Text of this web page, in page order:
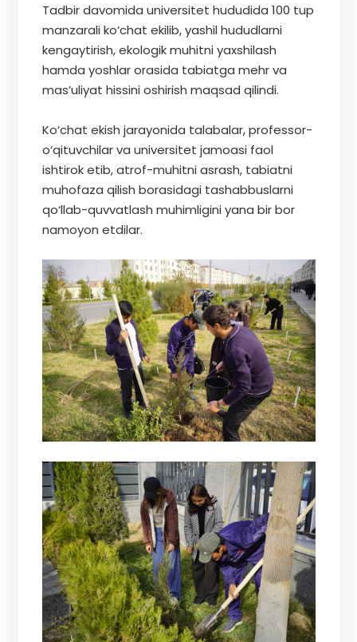
Tadbir davomida universitet hududida 100 tup
manzarali ko‘chat ekilib, yashil hududlarni
kengaytirish, ekologik muhitni yaxshilash
hamda yoshlar orasida tabiatga mehr va
mas’uliyat hissini oshirish maqsad qilindi.
Ko‘chat ekish jarayonida talabalar, professor-
o‘qituvchilar va universitet jamoasi faol
ishtirok etib, atrof-muhitni asrash, tabiatni
muhofaza qilish borasidagi tashabbuslarni
qo‘llab-quvvatlash muhimligini yana bir bor
namoyon etdilar.